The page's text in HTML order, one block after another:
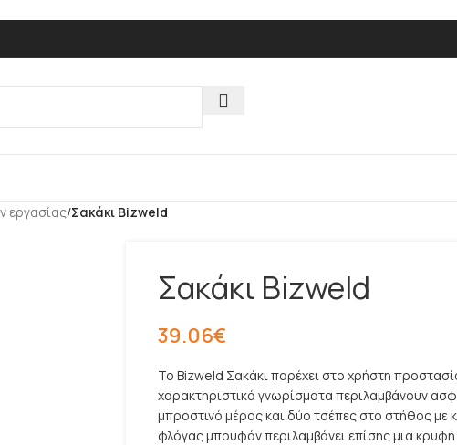
εργασίας/Σακάκι Bizweld
Σακάκι Bizweld
39.06€
Το Bizweld Σακάκι παρέχει στο χρήστη
χαρακτηριστικά γνωρίσματα περιλαμβάνουν
μπροστινό μέρος και δύο τσέπες στο στήθος με
φλόγας μπουφάν περιλαμβάνει επίσης μια